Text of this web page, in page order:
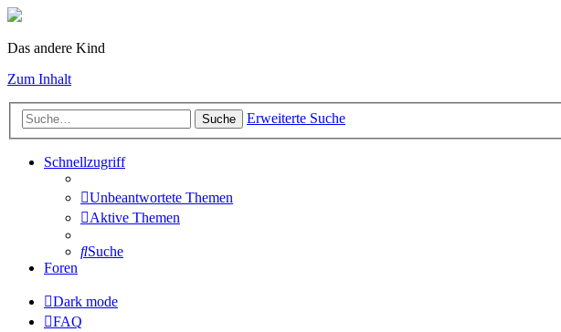
Das andere Kind
Zum Inhalt
Suche Erweiterte Suche
Schnellzugriff
Unbeantwortete Themen
Aktive Themen
Suche
Foren
Dark mode
FAQ